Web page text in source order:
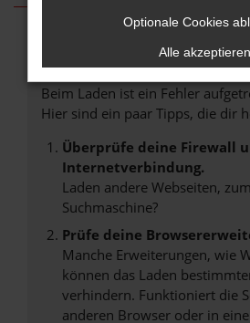
Fehler: Network
Beim Laden ist ein Fehler
Hier sind ein paar Tipps, die dir
Überprüfe deine Firewall
Internetverbindung.
Laden andere Webseiten,
Suchmaschine?
Prüfe deine
Manche Erweiterungen, wie
können das Laden
verhindern. Funktioniert die
anderen Browser oder in
Optionale Cookies
Alle akzeptieren